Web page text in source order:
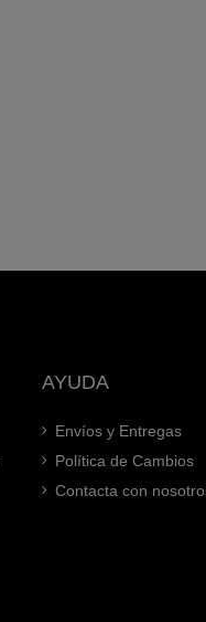
AYUDA
Envíos y Entregas
Política de Cambios
Contacta con